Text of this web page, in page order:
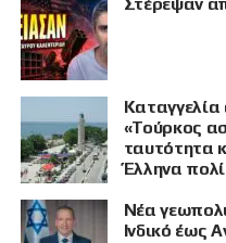
«Τούρκος
ταυτότητα
Έλληνα
Νέα
Ινδικό έως